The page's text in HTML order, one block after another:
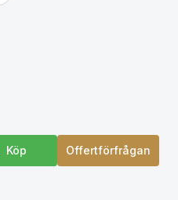
mm
Köp Offertförfrågan